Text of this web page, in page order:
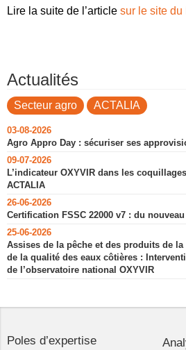
Lire la suite de l’article sur le site du
Actualités
Secteur agro ACTALIA
03-08-2026
Agro Appro Day : sécuriser ses
09-07-2026
L’indicateur OXYVIR dans les
ACTALIA
26-06-2026
Certification FSSC 22000 v7 : du nouveau
25-06-2026
Assises de la pêche et des produits de
de la qualité des eaux côtières :
de l’observatoire national OXYVIR
Poles d’expertise